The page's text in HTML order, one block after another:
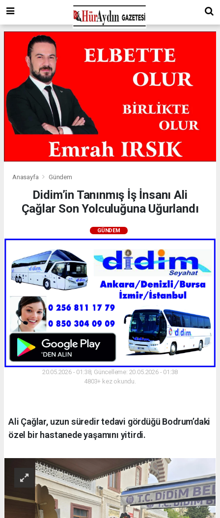
Anasayfa Gündem
Didim’in Tanınmış İş İnsanı Ali
Çağlar Son Yolculuğuna Uğurlandı
GÜNDEM
20.05.2026 - 01:38, Güncelleme: 20.05.2026 - 01:38
4803+ kez okundu.
Ali Çağlar, uzun süredir tedavi gördüğü Bodrum’daki
özel bir hastanede yaşamını yitirdi.